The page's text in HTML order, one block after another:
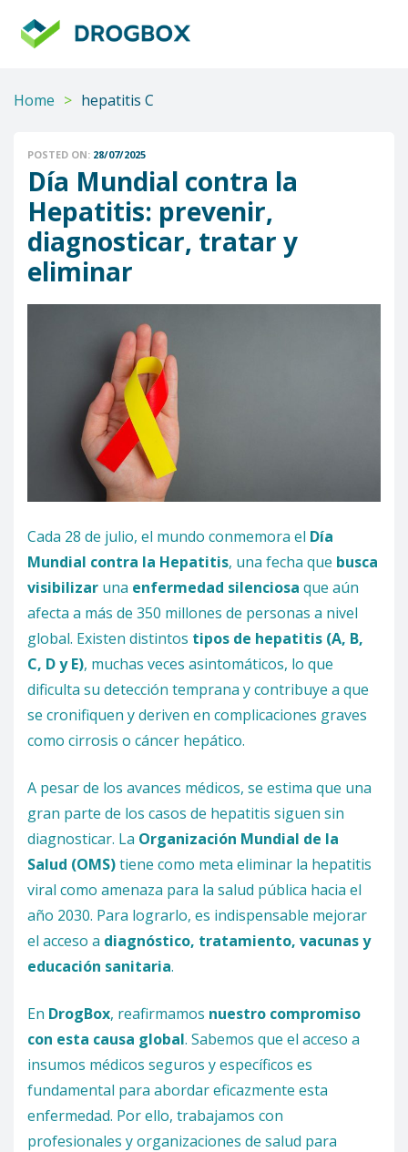
Home > hepatitis C
POSTED ON: 28/07/2025
Día Mundial contra la
Hepatitis: prevenir,
diagnosticar, tratar y
eliminar
Cada 28 de julio, el mundo conmemora el Día
Mundial contra la Hepatitis, una fecha que busca
visibilizar una enfermedad silenciosa que aún
afecta a más de 350 millones de personas a nivel
global. Existen distintos tipos de hepatitis (A, B,
C, D y E), muchas veces asintomáticos, lo que
dificulta su detección temprana y contribuye a que
se cronifiquen y deriven en complicaciones graves
como cirrosis o cáncer hepático.
A pesar de los avances médicos, se estima que una
gran parte de los casos de hepatitis siguen sin
diagnosticar. La Organización Mundial de la
Salud (OMS)tiene como meta eliminar la hepatitis
viral como amenaza para la salud pública hacia el
año 2030. Para lograrlo, es indispensable mejorar
el acceso a diagnóstico, tratamiento, vacunas y
educación sanitaria.
En DrogBox, reafirmamos nuestro compromiso
con esta causa global. Sabemos que el acceso a
insumos médicos seguros y específicos es
fundamental para abordar eficazmente esta
enfermedad. Por ello, trabajamos con
profesionales y organizaciones de salud para